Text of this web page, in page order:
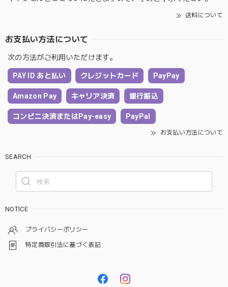
送料について
お支払い方法について
次の方法がご利用いただけます。
PAY ID あと払い クレジットカード PayPay
Amazon Pay キャリア決済 銀行振込
コンビニ決済またはPay-easy PayPal
お支払い方法について
SEARCH
NOTICE
プライバシーポリシー
特定商取引法に基づく表記